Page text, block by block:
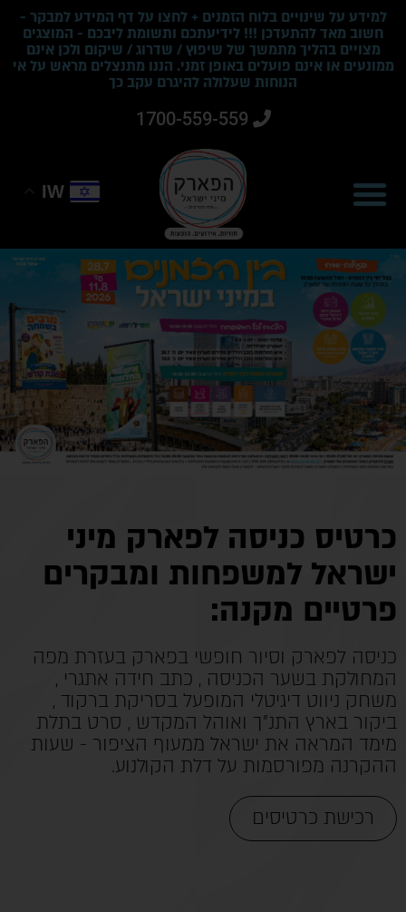
למידע על שינויים בלוח הזמנים + לחצו על דף המידע למבקר -
חשוב מאד להתעדכן !!! לידיעתכם ותשומת ליבכם - המוצגים
מצויים בהליך מתמשך של שיפוץ / שדרוג / שיקום ולכן אינם
ממונעים או אינם פועלים באופן זמני. הננו מתנצלים מראש על אי
הנוחות שעלולה להיגרם עקב כך
1700-559-559
IW
כרטיס כניסה לפארק מיני
ישראל למשפחות ומבקרים
פרטיים מקנה:
כניסה לפארק וסיור חופשי בפארק בעזרת מפה
המחולקת בשער הכניסה , כתב חידה אתגרי ,
משחק ניווט דיגיטלי המופעל בסריקת ברקוד ,
ביקור בארץ התנ"ך ואוהל המקדש , סרט בתלת
מימד המראה את ישראל ממעוף הציפור - שעות
ההקרנה מפורסמות על דלת הקולנוע.
רכישת כרטיסים